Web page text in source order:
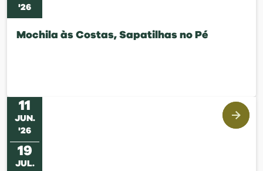
'26
Mochila às Costas, Sapatilhas no Pé
11
JUN .
'26
19
JUL.